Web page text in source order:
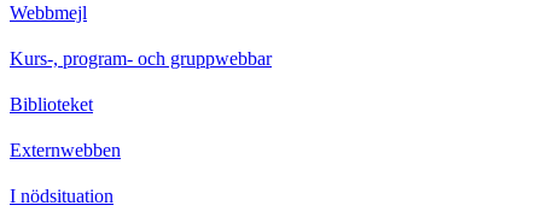
Webbmejl
Kurs-, program- och gruppwebbar
Biblioteket
Externwebben
I nödsituation